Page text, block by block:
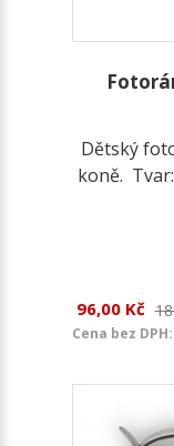
Dětský
koně.
96,00 Kč
Cena bez